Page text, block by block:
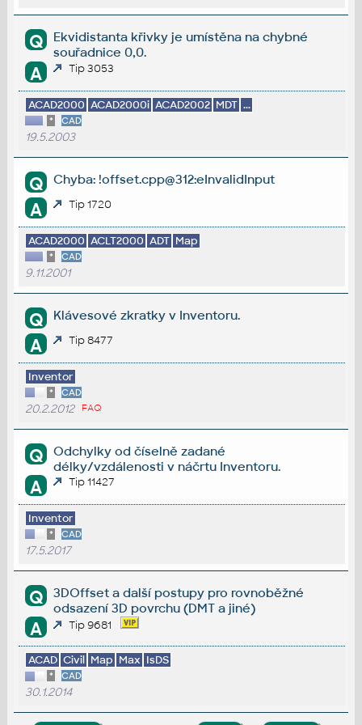
Q
Ekvidistanta křivky je umístěna na chybné
souřadnice 0,0.
A Tip 3053
ACAD2000 ACAD2000i ACAD2002 MDT ...
* CAD
19.5.2003
Q Chyba: !offset.cpp@312:eInvalidInput
A Tip 1720
ACAD2000 ACLT2000 ADT Map
* CAD
9.11.2001
Q Klávesové zkratky v Inventoru.
A Tip 8477
Inventor
* CAD
20.2.2012 FAQ
Q
Odchylky od číselně zadané
délky/vzdálenosti v náčrtu Inventoru.
A Tip 11427
Inventor
* CAD
17.5.2017
Q
3DOffset a další postupy pro rovnoběžné
odsazení 3D povrchu (DMT a jiné)
A Tip 9681
ACAD Civil Map Max IsDS
* CAD
30.1.2014